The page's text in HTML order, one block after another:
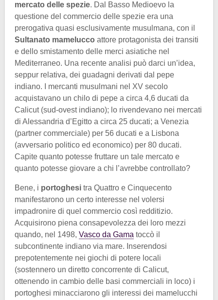
mercato delle spezie. Dal Basso Medioevo la
questione del commercio delle spezie era una
prerogativa quasi esclusivamente musulmana, con il
Sultanato mamelucco attore protagonista dei transiti
e dello smistamento delle merci asiatiche nel
Mediterraneo. Una recente analisi può darci un’idea,
seppur relativa, dei guadagni derivati dal pepe
indiano. I mercanti musulmani nel XV secolo
acquistavano un chilo di pepe a circa 4,6 ducati da
Calicut (sud-ovest indiano); lo rivendevano nei mercati
di Alessandria d’Egitto a circa 25 ducati; a Venezia
(partner commerciale) per 56 ducati e a Lisbona
(avversario politico ed economico) per 80 ducati.
Capite quanto potesse fruttare un tale mercato e
quanto potesse giovare a chi l’avrebbe controllato?
Bene, i portoghesi tra Quattro e Cinquecento
manifestarono un certo interesse nel volersi
impadronire di quel commercio così redditizio.
Acquisirono piena consapevolezza dei loro mezzi
quando, nel 1498, Vasco da Gama toccò il
subcontinente indiano via mare. Inserendosi
prepotentemente nei giochi di potere locali
(sostennero un diretto concorrente di Calicut,
ottenendo in cambio delle basi commerciali in loco) i
portoghesi minacciarono gli interessi dei mamelucchi